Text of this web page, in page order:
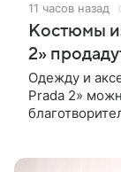
11 часов назад
Костюмы
2»
Одежду и
Prada 2»